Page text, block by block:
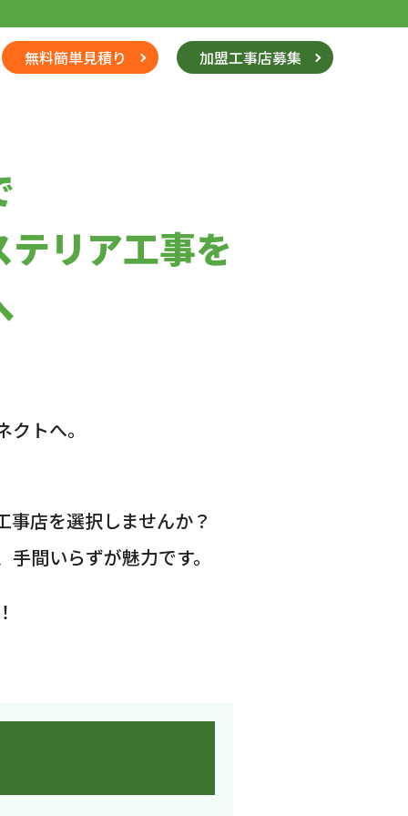
無料簡単見積り 加盟工事店募集
リア工事を
トへ。
店を選択しませんか？
間いらずが魅力です。